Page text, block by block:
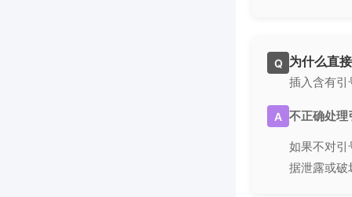
Q 为什么直
插入含有引
A 不正确处
如果不对引
据泄露或破